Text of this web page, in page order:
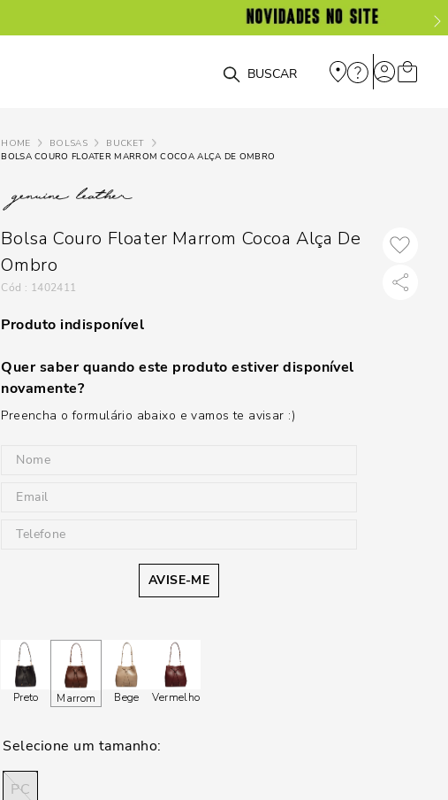
O que você está procurando?
BOLSAS
BUCKET
BOLSA COURO FLOATER MARROM COCOA ALÇA DE OMBRO
Bolsa Couro Floater Marrom Cocoa Alça De
Ombro
: 1402411
Produto indisponível
Quer saber quando este produto estiver disponível
novamente?
Preencha o formulário abaixo e vamos te avisar :)
AVISE-ME
Preto Marrom Bege Vermelho
PC